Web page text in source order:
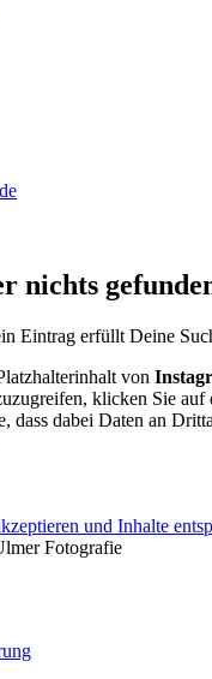
nichts
Eintrag erfüllt Deine
von
klicken Sie auf
dass dabei Daten an
und Inhalte
Fotografie